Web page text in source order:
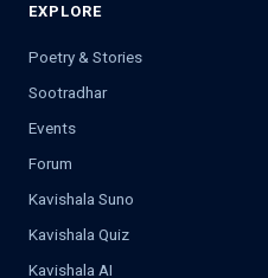
EXPLORE
Poetry & Stories
Sootradhar
Events
Forum
Kavishala Suno
Kavishala Quiz
Kavishala AI